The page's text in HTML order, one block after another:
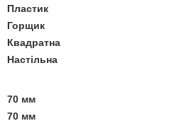
Пластик
Горщик
Квадратна
Настільна
70 мм
70 мм